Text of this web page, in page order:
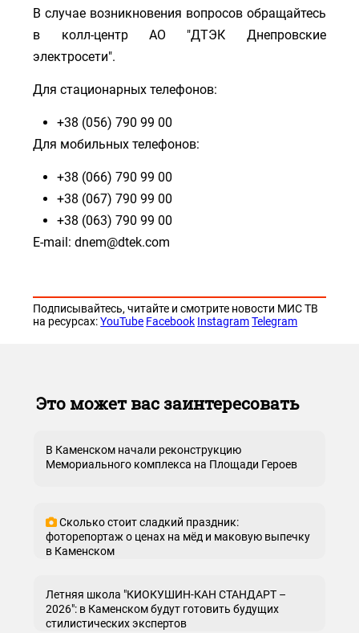
В случае возникновения вопросов обращайтесь
в колл-центр АО "ДТЭК Днепровские
электросети".
Для стационарных телефонов:
+38 (056) 790 99 00
Для мобильных телефонов:
+38 (066) 790 99 00
+38 (067) 790 99 00
+38 (063) 790 99 00
E-mail: dnem@dtek.com
Подписывайтесь, читайте и смотрите новости МИС ТВ
на ресурсах:YouTube Facebook Instagram Telegram
Это может вас заинтересовать
В Каменском начали реконструкцию
Мемориального комплекса на Площади Героев
Сколько стоит сладкий праздник:
фоторепортаж о ценах на мёд и маковую выпечку
в Каменском
Летняя школа "КИОКУШИН-КАН СТАНДАРТ –
2026": в Каменском будут готовить будущих
стилистических экспертов